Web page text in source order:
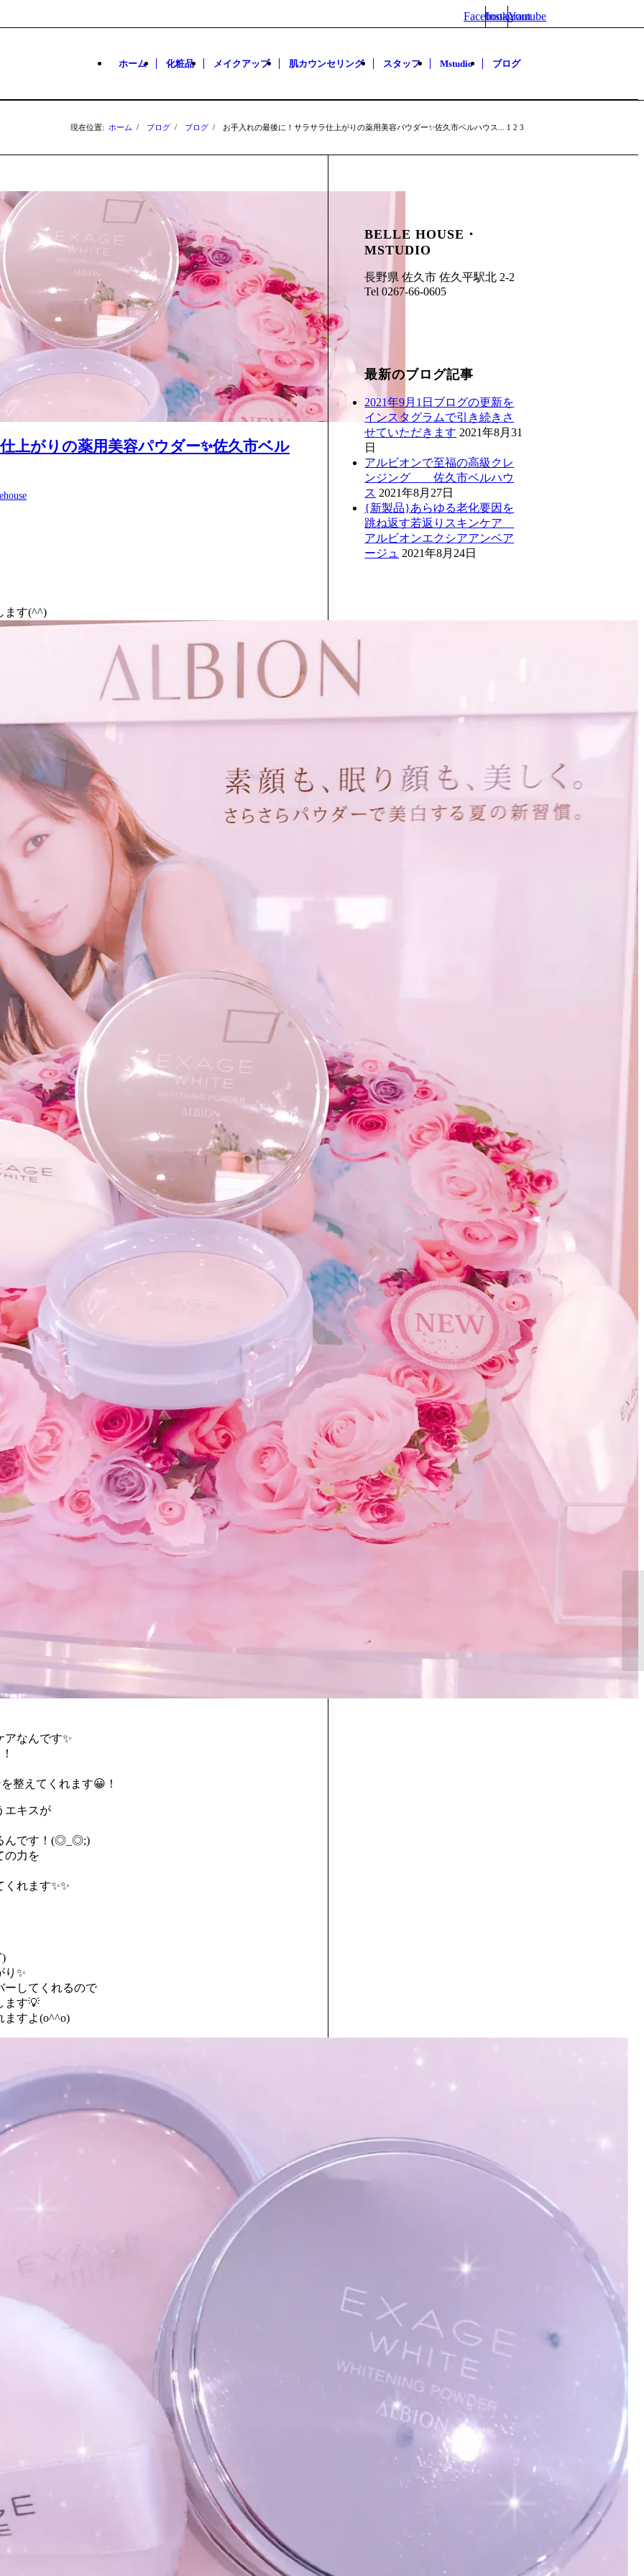
FacebookInstagram
Youtube
ホーム 化粧品 メイクアップ 肌カウンセリング スタッフ Mstudio ブログ
現在位置: ホーム 1
/ ブログ 2
/ ブログ 3
/ お手入れの最後に！サラサラ仕上がりの薬用美容パウダー✨佐久市ベルハウス...
上がりの薬用美容パウダー✨佐久市ベル
ます(^^)
なんです✨
整えてくれます😀！
エキスが
んです！(◎_◎;)
の力を
れます✨✨
り✨
ーしてくれるので
ます💡
ますよ(o^^o)
BELLE HOUSE・
MSTUDIO
長野県 佐久市 佐久平駅北 2-2
Tel 0267-66-0605
最新のブログ記事
2021年9月1日ブログの更新を
インスタグラムで引き続きさ
せていただきます 2021年8月31
日
アルビオンで至福の高級クレ
ンジング 佐久市ベルハウ
ス 2021年8月27日
{新製品}あらゆる老化要因を
跳ね返す若返りスキンケア
アルビオンエクシアアンベア
ージュ 2021年8月24日